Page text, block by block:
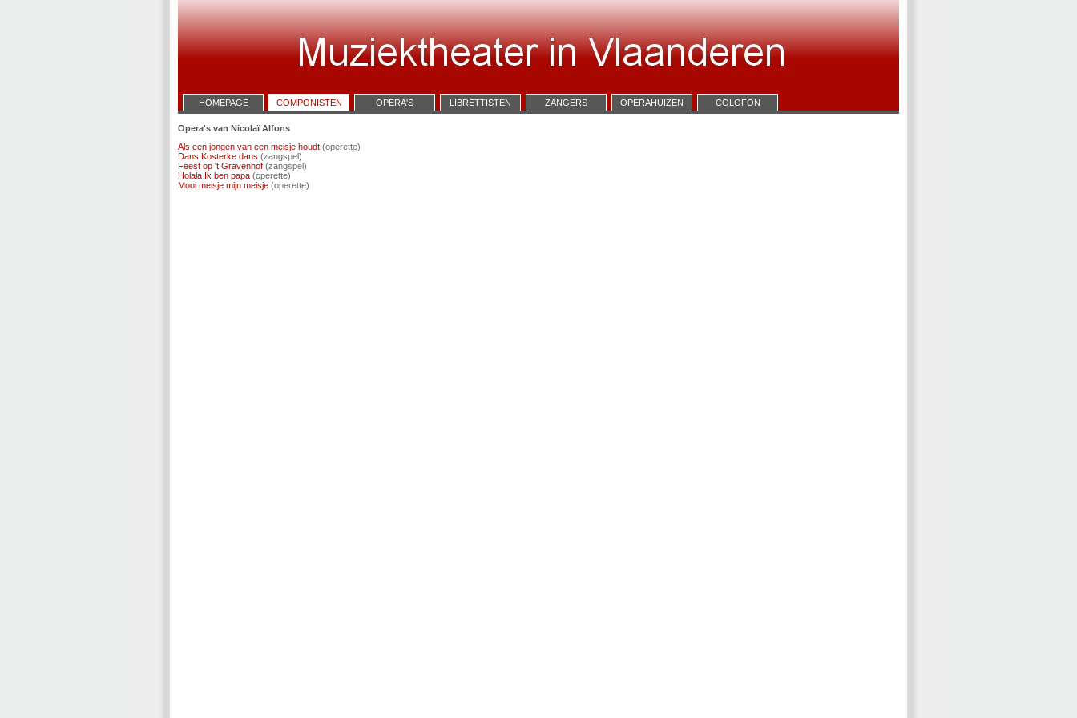
HOMEPAGE COMPONISTEN OPERA'S LIBRETTISTEN ZANGERS OPERAHUIZEN COLOFON
Opera's van Nicolaï Alfons
Als een jongen van een meisje houdt (operette)
Dans Kosterke dans (zangspel)
Feest op 't Gravenhof (zangspel)
Holala Ik ben papa (operette)
Mooi meisje mijn meisje (operette)